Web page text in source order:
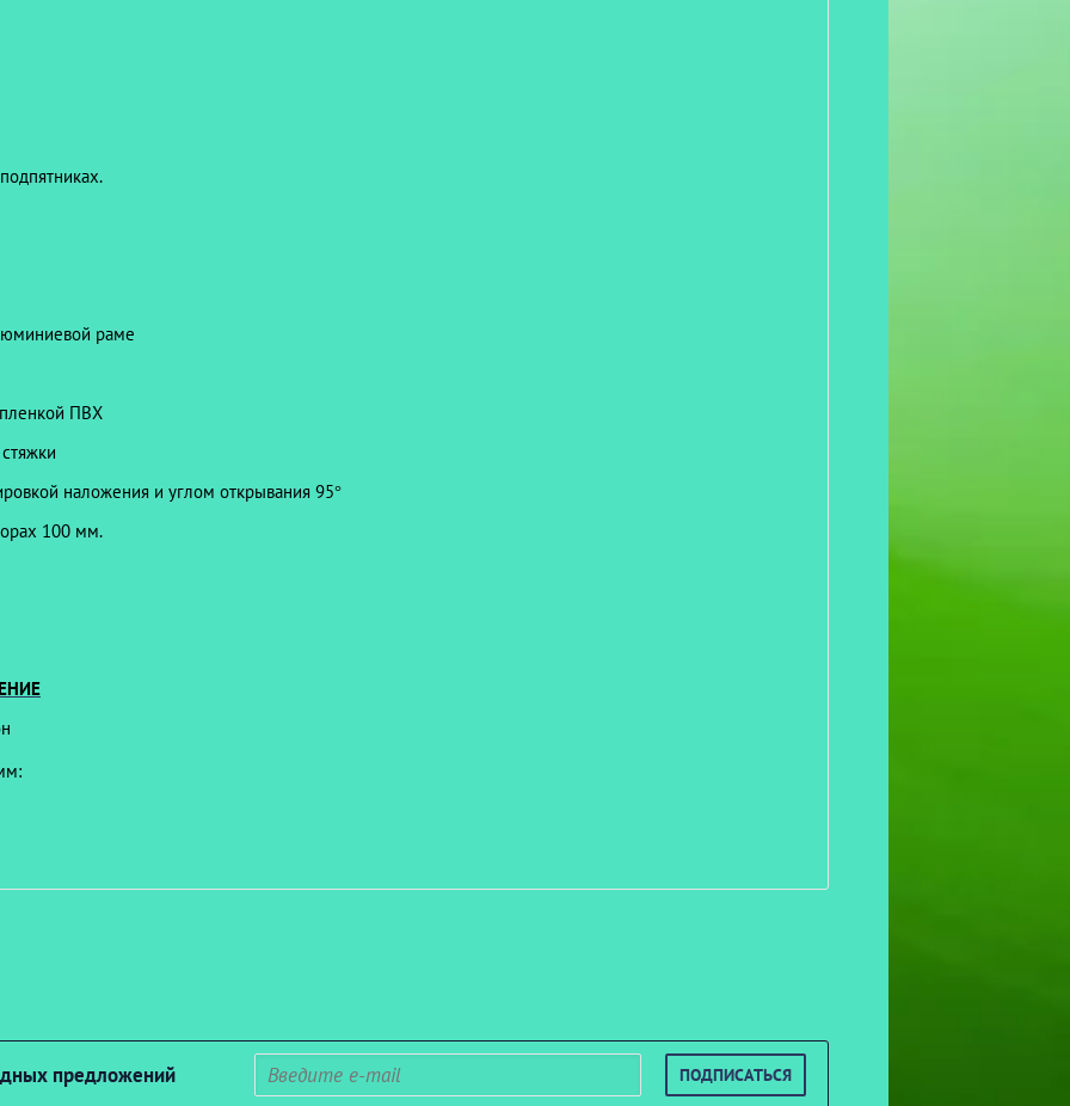
раме
ПВХ
наложения и углом открывания 95°
100 мм.
предложений ПОДПИСАТЬСЯ